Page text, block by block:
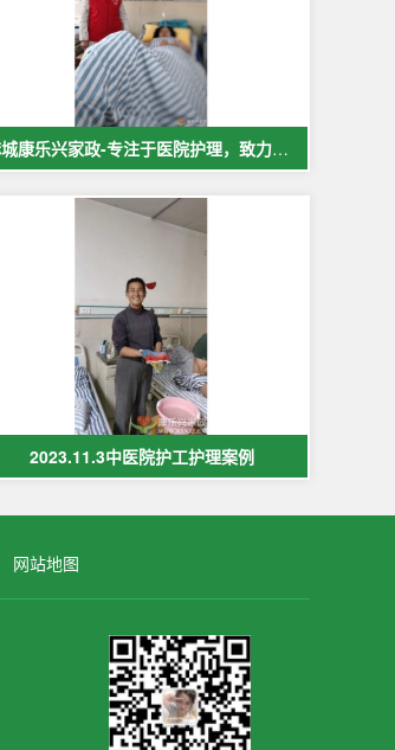
麻城康乐兴家政-专注于医院护理，致力于打造全麻城优质护工护理
2023.11.3中医院护工护理案例
网站地图